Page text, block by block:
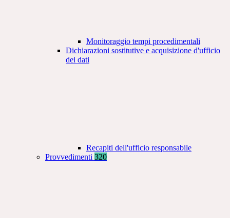
Monitoraggio tempi procedimentali
Dichiarazioni sostitutive e acquisizione d'ufficio
dei dati
Recapiti dell'ufficio responsabile
Provvedimenti 320